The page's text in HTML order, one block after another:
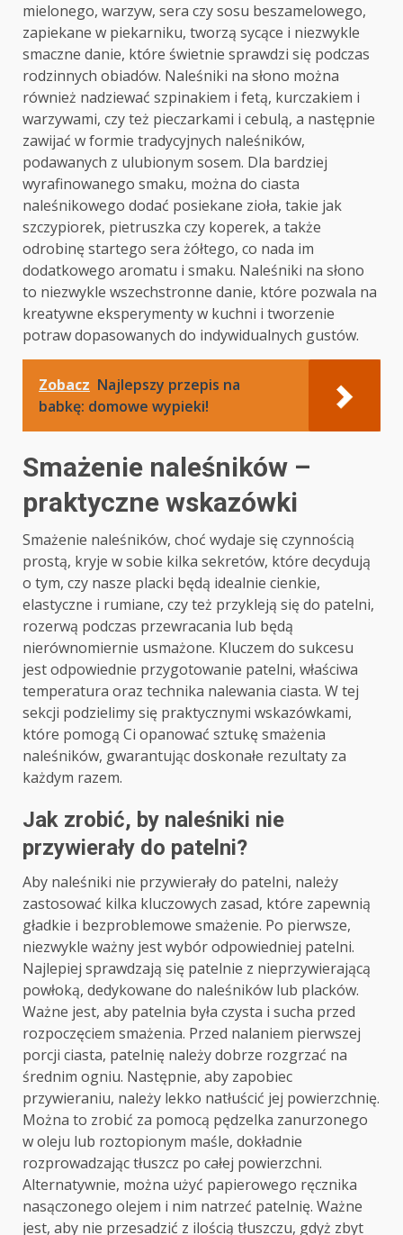
mielonego, warzyw, sera czy sosu beszamelowego,
zapiekane w piekarniku, tworzą sycące i niezwykle
smaczne danie, które świetnie sprawdzi się podczas
rodzinnych obiadów. Naleśniki na słono można
również nadziewać szpinakiem i fetą, kurczakiem i
warzywami, czy też pieczarkami i cebulą, a następnie
zawijać w formie tradycyjnych naleśników,
podawanych z ulubionym sosem. Dla bardziej
wyrafinowanego smaku, można do ciasta
naleśnikowego dodać posiekane zioła, takie jak
szczypiorek, pietruszka czy koperek, a także
odrobinę startego sera żółtego, co nada im
dodatkowego aromatu i smaku. Naleśniki na słono
to niezwykle wszechstronne danie, które pozwala na
kreatywne eksperymenty w kuchni i tworzenie
potraw dopasowanych do indywidualnych gustów.
Zobacz Najlepszy przepis na
babkę: domowe wypieki!
Smażenie naleśników –
praktyczne wskazówki
Smażenie naleśników, choć wydaje się czynnością
prostą, kryje w sobie kilka sekretów, które decydują
o tym, czy nasze placki będą idealnie cienkie,
elastyczne i rumiane, czy też przykleją się do patelni,
rozerwą podczas przewracania lub będą
nierównomiernie usmażone. Kluczem do sukcesu
jest odpowiednie przygotowanie patelni, właściwa
temperatura oraz technika nalewania ciasta. W tej
sekcji podzielimy się praktycznymi wskazówkami,
które pomogą Ci opanować sztukę smażenia
naleśników, gwarantując doskonałe rezultaty za
każdym razem.
Jak zrobić, by naleśniki nie
przywierały do patelni?
Aby naleśniki nie przywierały do patelni, należy
zastosować kilka kluczowych zasad, które zapewnią
gładkie i bezproblemowe smażenie. Po pierwsze,
niezwykle ważny jest wybór odpowiedniej patelni.
Najlepiej sprawdzają się patelnie z nieprzywierającą
powłoką, dedykowane do naleśników lub placków.
Ważne jest, aby patelnia była czysta i sucha przed
rozpoczęciem smażenia. Przed nalaniem pierwszej
porcji ciasta, patelnię należy dobrze rozgrzać na
średnim ogniu. Następnie, aby zapobiec
przywieraniu, należy lekko natłuścić jej powierzchnię.
Można to zrobić za pomocą pędzelka zanurzonego
w oleju lub roztopionym maśle, dokładnie
rozprowadzając tłuszcz po całej powierzchni.
Alternatywnie, można użyć papierowego ręcznika
nasączonego olejem i nim natrzeć patelnię. Ważne
jest, aby nie przesadzić z ilością tłuszczu, gdyż zbyt